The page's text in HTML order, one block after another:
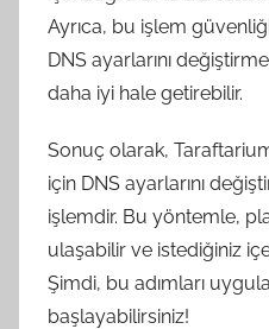
Ayrıca, bu işlem
DNS ayarlarını
daha iyi hale getirebilir.
Sonuç olarak,
için DNS ayarlarını
işlemdir. Bu yöntemle,
ulaşabilir ve istediğiniz
Şimdi, bu adımları
başlayabilirsiniz!